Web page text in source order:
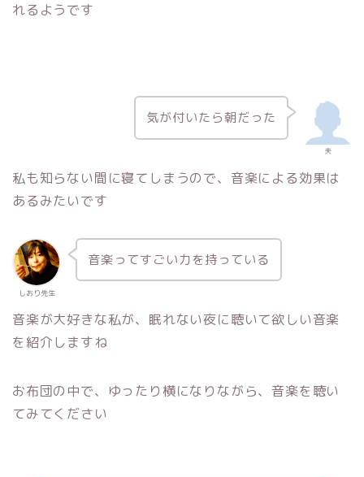
れるようです
夫
気が付いたら朝だった
私も知らない間に寝てしまうので、音楽による効果は
あるみたいです
しおり先生
音楽ってすごい力を持っている
音楽が大好きな私が、眠れない夜に聴いて欲しい音楽
を紹介しますね
お布団の中で、ゆったり横になりながら、音楽を聴い
てみてください